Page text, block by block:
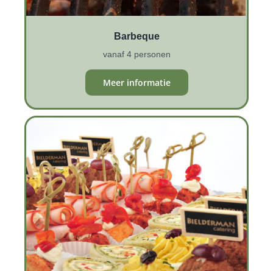
Barbeque
vanaf 4 personen
Meer informatie